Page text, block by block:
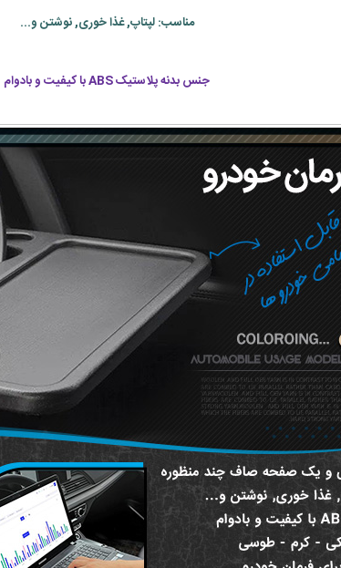
مناسب: لپتاپ, غذا خوری, نوشتن و...
جنس بدنه پلاستیک ABS با کیفیت و بادوام